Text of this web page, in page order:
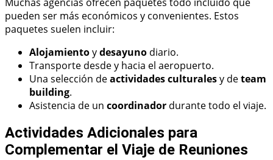
pueden ser más económicos y convenientes. Estos
paquetes suelen incluir:
Alojamientoydesayuno diario.
Transporte desde y hacia el aeropuerto.
Una selección deactividades culturalesy deteam
building.
Asistencia de un coordinador durante todo el viaje.
Actividades Adicionales para
Complementar el Viaje de Reuniones